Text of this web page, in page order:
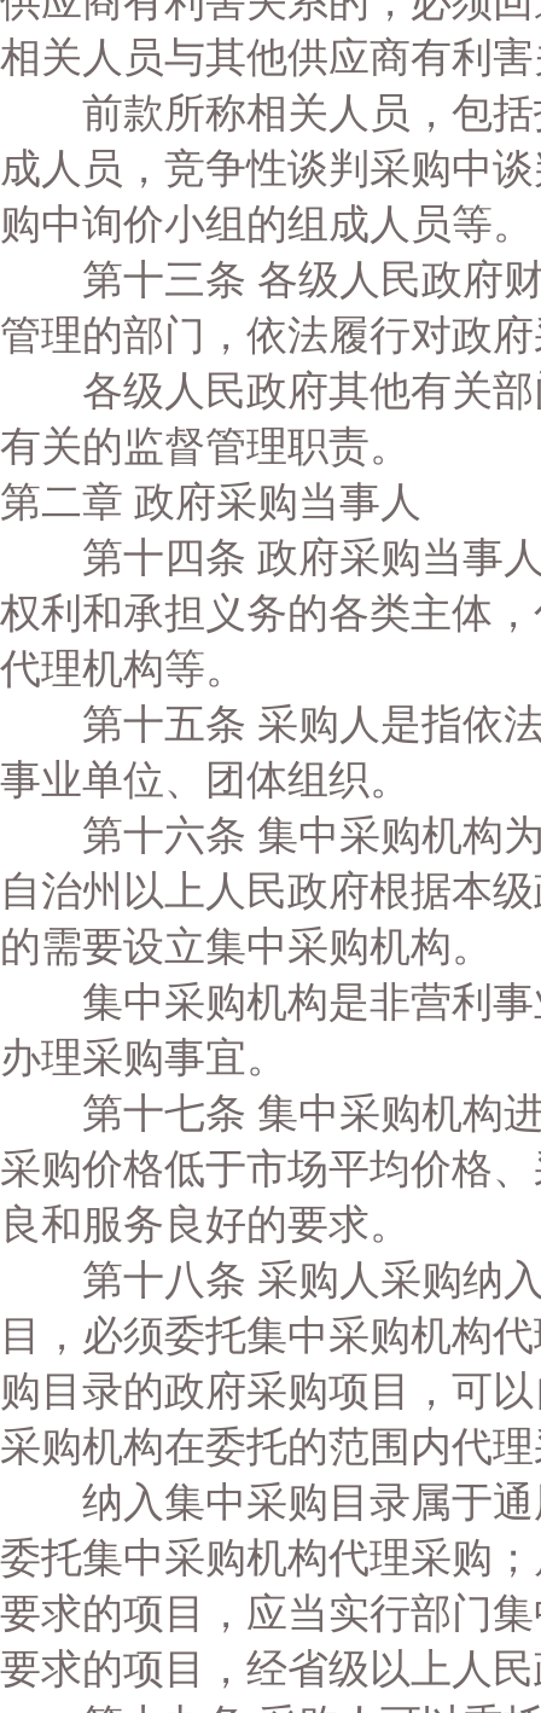
相关人员与其他供应商有利
前款所称相关人员，包括
成人员，竞争性谈判采购中
购中询价小组的组成人员等。
第十三条 各级人民政府财
管理的部门，依法履行对政
各级人民政府其他有关部
有关的监督管理职责。
第二章 政府采购当事人
第十四条 政府采购当事人
权利和承担义务的各类主体
代理机构等。
第十五条 采购人是指依法
事业单位、团体组织。
第十六条 集中采购机构为
自治州以上人民政府根据本
的需要设立集中采购机构。
集中采购机构是非营利事
办理采购事宜。
第十七条 集中采购机构进
采购价格低于市场平均价格
良和服务良好的要求。
第十八条 采购人采购纳入
目，必须委托集中采购机构
购目录的政府采购项目，可
采购机构在委托的范围内代
纳入集中采购目录属于通
委托集中采购机构代理采购
要求的项目，应当实行部门
要求的项目，经省级以上人